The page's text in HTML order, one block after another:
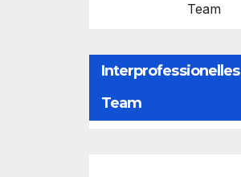
Team
Interprofessionelles
Team